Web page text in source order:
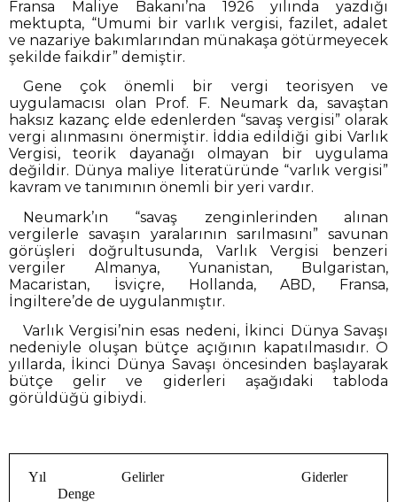
Fransa Maliye Bakanı’na 1926 yılında yazdığı
mektupta, “Umumi bir varlık vergisi, fazilet, adalet
ve nazariye bakımlarından münakaşa götürmeyecek
şekilde faikdir” demiştir.
Gene çok önemli bir vergi teorisyen ve
uygulamacısı olan Prof. F. Neumark da, savaştan
haksız kazanç elde edenlerden “savaş vergisi” olarak
vergi alınmasını önermiştir. İddia edildiği gibi Varlık
Vergisi, teorik dayanağı olmayan bir uygulama
değildir. Dünya maliye literatüründe “varlık vergisi”
kavram ve tanımının önemli bir yeri vardır.
Neumark’ın “savaş zenginlerinden alınan
vergilerle savaşın yaralarının sarılmasını” savunan
görüşleri doğrultusunda, Varlık Vergisi benzeri
vergiler Almanya, Yunanistan, Bulgaristan,
Macaristan, İsviçre, Hollanda, ABD, Fransa,
İngiltere’de de uygulanmıştır.
Varlık Vergisi’nin esas nedeni, İkinci Dünya Savaşı
nedeniyle oluşan bütçe açığının kapatılmasıdır. O
yıllarda, İkinci Dünya Savaşı öncesinden başlayarak
bütçe gelir ve giderleri aşağıdaki tabloda
görüldüğü gibiydi.
Yıl Gelirler
Giderler
Denge